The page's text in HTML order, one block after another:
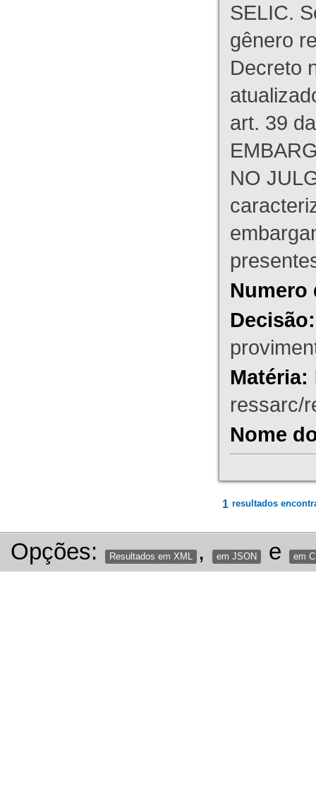
SELIC.
gênero
Decreto
art. 39
NO
Numero
Decisão:
Matéria:
ressarc/
Nome
1 resultados
Opções: Resultados em XML , em JSON e em